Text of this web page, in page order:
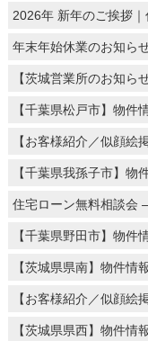
2026年 新年のご挨拶
年末年始休業のお知ら
【茨城営業所のお知らせ
【千葉県松戸市】物件
【お客様紹介／似顔絵
【千葉県我孫子市】物
住宅ローン無料相談会
【千葉県野田市】物件
【茨城県県南】物件情
【お客様紹介／似顔絵
【茨城県県西】物件情